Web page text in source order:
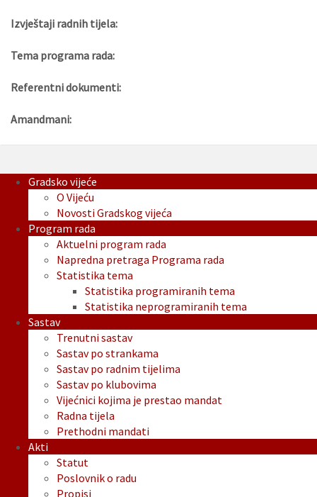
Izvještaji radnih tijela:
Tema programa rada:
Referentni dokumenti:
Amandmani:
Gradsko vijeće
O Vijeću
Novosti Gradskog vijeća
Program rada
Aktuelni program rada
Napredna pretraga Programa rada
Statistika tema
Statistika programiranih tema
Statistika neprogramiranih tema
Sastav
Trenutni sastav
Sastav po strankama
Sastav po radnim tijelima
Sastav po klubovima
Vijećnici kojima je prestao mandat
Radna tijela
Prethodni mandati
Akti
Statut
Poslovnik o radu
Propisi